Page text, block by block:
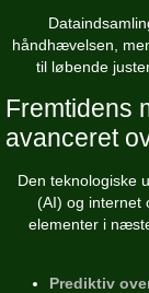
håndhævelsen,
til løbende
Fremtidens
avanceret
Den teknologiske
(AI) og internet
elementer i
Prediktiv